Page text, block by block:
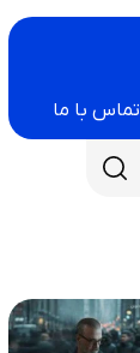
تماس با ما